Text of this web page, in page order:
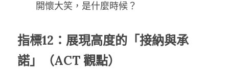
開懷大笑，是什麼時候？
指標12：展現高度的「接納與承
諾」（ACT 觀點）